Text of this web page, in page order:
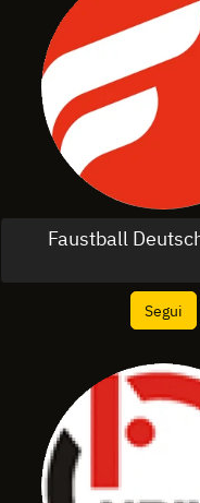
Faustball
Segui